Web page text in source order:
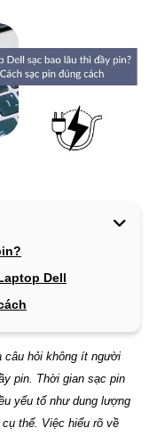
Dell
câu hỏi không ít người
pin. Thời gian sạc pin
yếu tố như dung lượng
thể. Việc hiểu rõ về